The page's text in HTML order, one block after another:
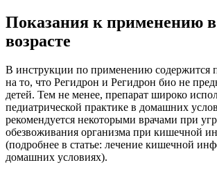
Показания к применению
возрасте
В инструкции по применению содержится
на то, что Регидрон и Регидрон био не
детей. Тем не менее, препарат широко
педиатрической практике в домашних
рекомендуется некоторыми врачами при
обезвоживания организма при кишечной
(подробнее в статье: лечение кишечной
домашних условиях).